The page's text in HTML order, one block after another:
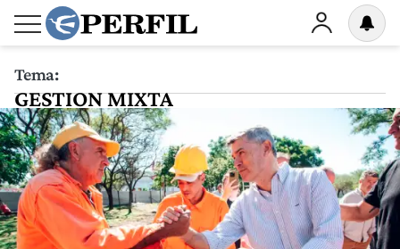
Tema:
GESTION MIXTA